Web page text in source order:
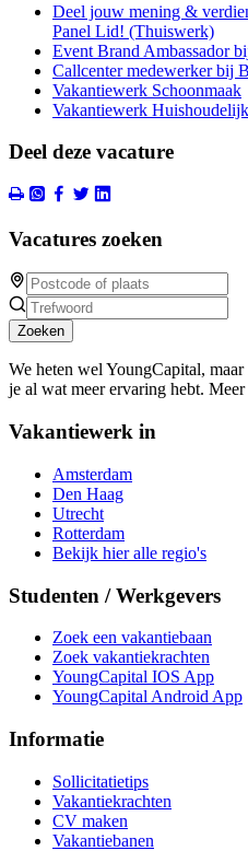
Deel jouw mening &
Panel Lid! (Thuiswerk)
Event Brand Ambassador
Callcenter medewerker bij
Vakantiewerk Schoonmaak
Vakantiewerk
Deel deze vacature
Vacatures zoeken
Zoeken
We heten wel YoungCapital,
je al wat meer ervaring hebt.
Vakantiewerk in
Amsterdam
Den Haag
Utrecht
Rotterdam
Bekijk hier alle regio's
Studenten / Werkgevers
Zoek een vakantiebaan
Zoek vakantiekrachten
YoungCapital IOS App
YoungCapital Android App
Informatie
Sollicitatietips
Vakantiekrachten
CV maken
Vakantiebanen